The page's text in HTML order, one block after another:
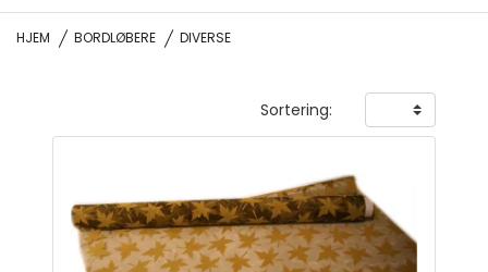
HJEM BORDLØBERE DIVERSE
Sortering: